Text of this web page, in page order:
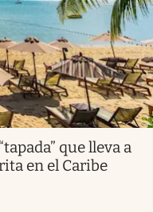
que lleva a
en el Caribe